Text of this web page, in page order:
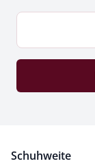
Schuhweite